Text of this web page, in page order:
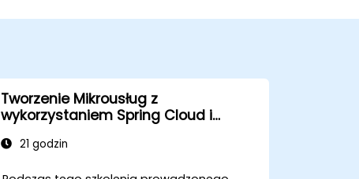
Tworzenie Mikrousług z
wykorzystaniem Spring Cloud i
21 godzin